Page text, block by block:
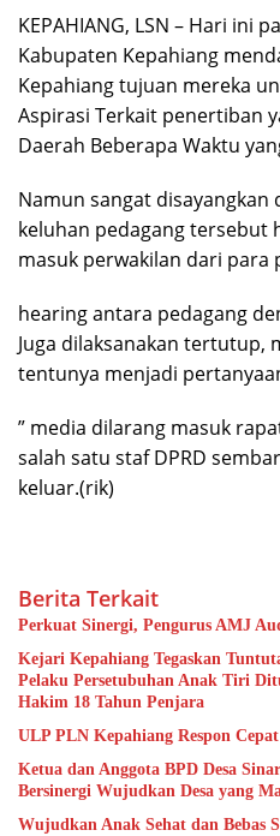
KEPAHIANG, LSN – Hari ini
Kabupaten Kepahiang
Kepahiang tujuan mereka
Aspirasi Terkait penertiban
Daerah Beberapa Waktu
Namun sangat
keluhan pedagang tersebut
masuk perwakilan dari para
hearing antara pedagang
Juga dilaksanakan tertutup,
tentunya menjadi
” media dilarang masuk
salah satu staf DPRD
keluar.(rik)
Berita Terkait
Perkuat Sinergi, Pengurus AMJ
Kejari Kepahiang Tegaskan
Pelaku Persetubuhan Anak Tiri
Hakim 18 Tahun Penjara
ULP PLN Kepahiang Respon
Ketua dan Anggota BPD Desa
Bersinergi Wujudkan Desa yang
Wujudkan Anak Sehat dan Bebas